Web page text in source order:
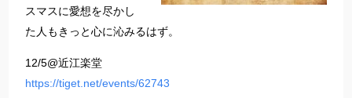
スマスに愛想を尽かし
た人もきっと心に沁みるはず。
12/5@近江楽堂
https://tiget.net/events/62743